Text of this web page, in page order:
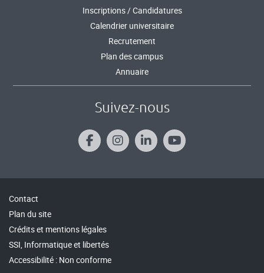
Inscriptions / Candidatures
Calendrier universitaire
Recrutement
Plan des campus
Annuaire
Suivez-nous
Contact
Plan du site
Crédits et mentions légales
SSI, Informatique et libertés
Accessibilité : Non conforme